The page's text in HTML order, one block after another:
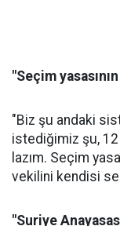
"Seçim
"Biz şu andaki
istediğimiz şu, 12
lazım. Seçim
vekilini kendisi
"Suriye